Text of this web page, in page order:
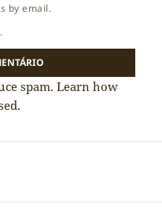
by email.
spam.Learn how